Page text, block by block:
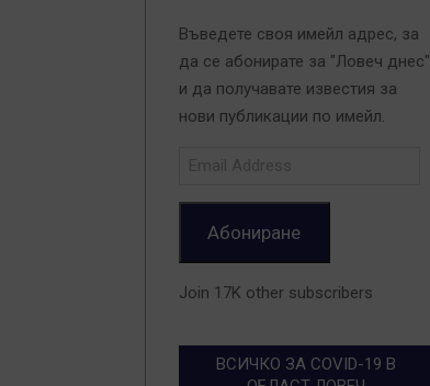
Въведете своя имейл адрес, за
да се абонирате за "Ловеч днес"
и да получавате известия за
нови публикации по имейл.
Абониране
Join 17K other subscribers
ВСИЧКО ЗА COVID-19 В